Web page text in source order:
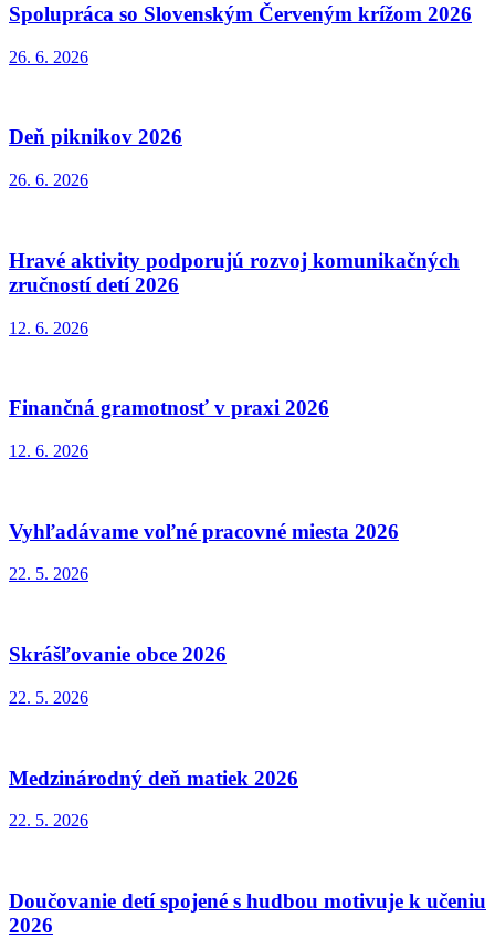
Spolupráca so Slovenským Červeným krížom 2026
26. 6. 2026
Deň piknikov 2026
26. 6. 2026
Hravé aktivity podporujú rozvoj komunikačných
zručností detí 2026
12. 6. 2026
Finančná gramotnosť v praxi 2026
12. 6. 2026
Vyhľadávame voľné pracovné miesta 2026
22. 5. 2026
Skrášľovanie obce 2026
22. 5. 2026
Medzinárodný deň matiek 2026
22. 5. 2026
Doučovanie detí spojené s hudbou motivuje k učeniu
2026